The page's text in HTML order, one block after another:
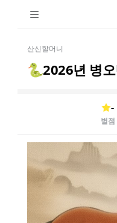
산신할머니
🐍2026년 병
-
별점